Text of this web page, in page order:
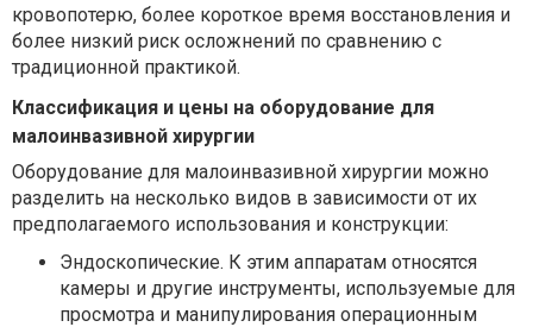
кровопотерю, более короткое время восстановления и
более низкий риск осложнений по сравнению с
традиционной практикой.
Классификация и цены на оборудование для
малоинвазивной хирургии
Оборудование для малоинвазивной хирургии можно
разделить на несколько видов в зависимости от их
предполагаемого использования и конструкции:
Эндоскопические. К этим аппаратам относятся
камеры и другие инструменты, используемые для
просмотра и манипулирования операционным